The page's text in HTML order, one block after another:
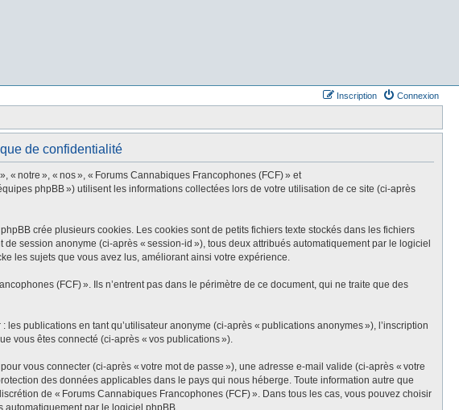
Connexion
Inscription
de confidentialité
notre », « nos », « Forums Cannabiques Francophones (FCF) » et
phpBB ») utilisent les informations collectées lors de votre utilisation de ce site (ci-après
crée plusieurs cookies. Les cookies sont de petits fichiers texte stockés dans les fichiers
session anonyme (ci-après « session-id »), tous deux attribués automatiquement par le logiciel
les sujets que vous avez lus, améliorant ainsi votre expérience.
(FCF) ». Ils n’entrent pas dans le périmètre de ce document, qui ne traite que des
publications en tant qu’utilisateur anonyme (ci-après « publications anonymes »), l’inscription
vous êtes connecté (ci-après « vos publications »).
vous connecter (ci-après « votre mot de passe »), une adresse e-mail valide (ci-après « votre
des données applicables dans le pays qui nous héberge. Toute information autre que
de « Forums Cannabiques Francophones (FCF) ». Dans tous les cas, vous pouvez choisir
automatiquement par le logiciel phpBB.